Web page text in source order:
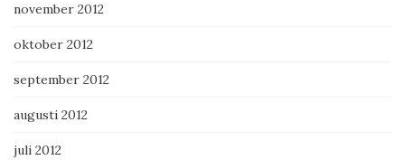
november 2012
oktober 2012
september 2012
augusti 2012
juli 2012